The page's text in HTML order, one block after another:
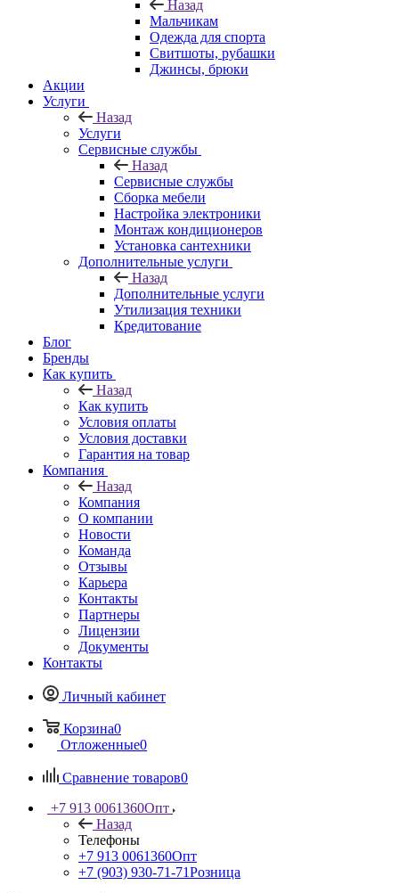
Назад
Мальчикам
Одежда для спорта
Свитшоты, рубашки
Джинсы, брюки
Акции
Услуги
Назад
Услуги
Сервисные службы
Назад
Сервисные службы
Сборка мебели
Настройка электроники
Монтаж кондиционеров
Установка сантехники
Дополнительные услуги
Назад
Дополнительные услуги
Утилизация техники
Кредитование
Блог
Бренды
Как купить
Назад
Как купить
Условия оплаты
Условия доставки
Гарантия на товар
Компания
Назад
Компания
О компании
Новости
Команда
Отзывы
Карьера
Контакты
Партнеры
Лицензии
Документы
Контакты
Личный кабинет
Корзина0
Отложенные0
Сравнение товаров0
+7 913 0061360Опт
Назад
Телефоны
+7 913 0061360Опт
+7 (903) 930-71-71Розница